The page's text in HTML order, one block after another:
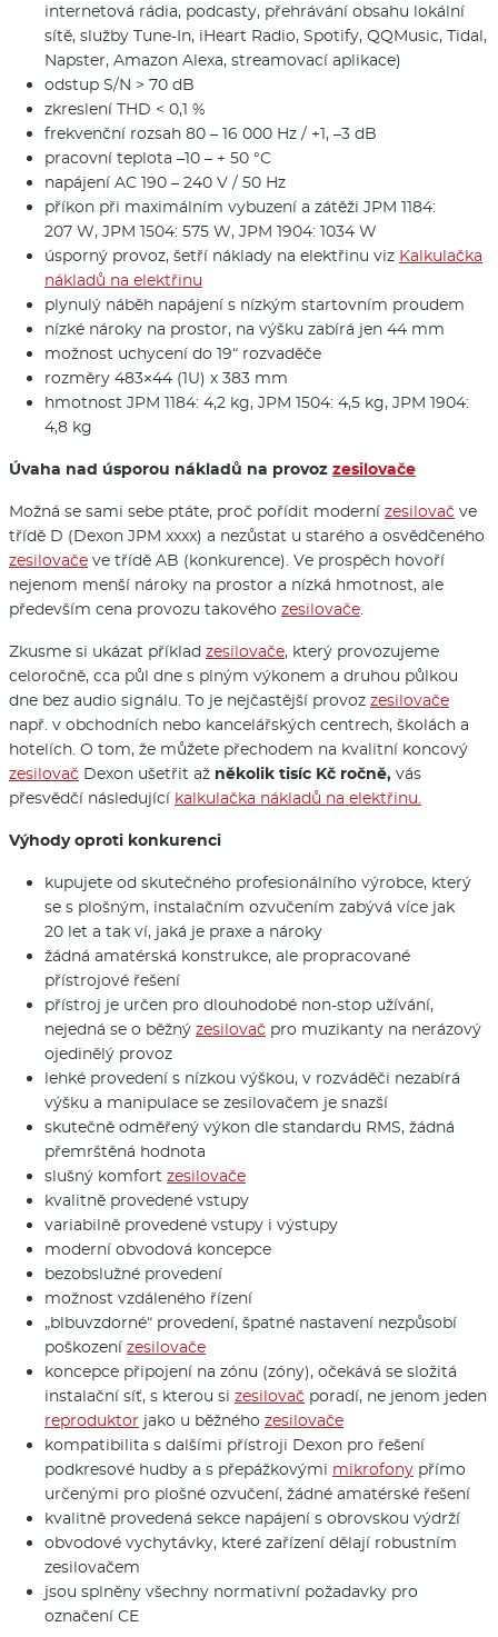
internetová rádia, podcasty, přehrávání obsahu lokální
sítě, služby Tune-In, iHeart Radio, Spotify, QQMusic, Tidal,
Napster, Amazon Alexa, streamovací aplikace)
odstup S/N > 70 dB
zkreslení THD < 0,1 %
frekvenční rozsah 80 – 16 000 Hz / +1, –3 dB
pracovní teplota –10 – + 50 °C
napájení AC 190 – 240 V / 50 Hz
příkon při maximálním vybuzení a zátěži JPM 1184:
207 W, JPM 1504: 575 W, JPM 1904: 1034 W
úsporný provoz, šetří náklady na elektřinu viz Kalkulačka
nákladů na elektřinu
plynulý náběh napájení s nízkým startovním proudem
nízké nároky na prostor, na výšku zabírá jen 44 mm
možnost uchycení do 19“ rozvaděče
rozměry 483×44 (1U) x 383 mm
hmotnost JPM 1184: 4,2 kg, JPM 1504: 4,5 kg, JPM 1904:
4,8 kg
Úvaha nad úsporou nákladů na provoz zesilovače
Možná se sami sebe ptáte, proč pořídit moderní zesilovač ve
třídě D (Dexon JPM xxxx) a nezůstat u starého a osvědčeného
zesilovače ve třídě AB (konkurence). Ve prospěch hovoří
nejenom menší nároky na prostor a nízká hmotnost, ale
především cena provozu takového zesilovače.
Zkusme si ukázat příklad zesilovače, který provozujeme
celoročně, cca půl dne s plným výkonem a druhou půlkou
dne bez audio signálu. To je nejčastější provoz zesilovače
např. v obchodních nebo kancelářských centrech, školách a
hotelích. O tom, že můžete přechodem na kvalitní koncový
zesilovač Dexon ušetřit až několik tisíc Kč ročně, vás
přesvědčí následující kalkulačka nákladů na elektřinu.
Výhody oproti konkurenci
kupujete od skutečného profesionálního výrobce, který
se s plošným, instalačním ozvučením zabývá více jak
20 let a tak ví, jaká je praxe a nároky
žádná amatérská konstrukce, ale propracované
přístrojové řešení
přístroj je určen pro dlouhodobé non-stop užívání,
nejedná se o běžný zesilovač pro muzikanty na nerázový
ojedinělý provoz
lehké provedení s nízkou výškou, v rozváděči nezabírá
výšku a manipulace se zesilovačem je snazší
skutečně odměřený výkon dle standardu RMS, žádná
přemrštěná hodnota
slušný komfort zesilovače
kvalitně provedené vstupy
variabilně provedené vstupy i výstupy
moderní obvodová koncepce
bezobslužné provedení
možnost vzdáleného řízení
„blbuvzdorné“ provedení, špatné nastavení nezpůsobí
poškození zesilovače
koncepce připojení na zónu (zóny), očekává se složitá
instalační síť, s kterou si zesilovač poradí, ne jenom jeden
reproduktor jako u běžného zesilovače
kompatibilita s dalšími přístroji Dexon pro řešení
podkresové hudby a s přepážkovými mikrofony přímo
určenými pro plošné ozvučení, žádné amatérské řešení
kvalitně provedená sekce napájení s obrovskou výdrží
obvodové vychytávky, které zařízení dělají robustním
zesilovačem
jsou splněny všechny normativní požadavky pro
označení CE